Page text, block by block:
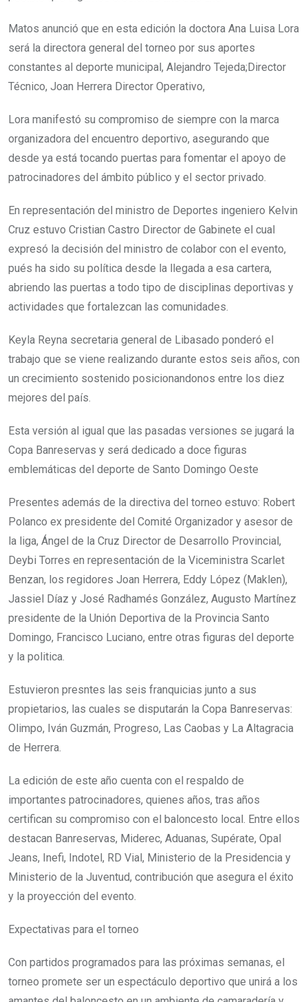
Matos anunció que en esta edición la doctora Ana Luisa Lora
será la directora general del torneo por sus aportes
constantes al deporte municipal, Alejandro Tejeda;Director
Técnico, Joan Herrera Director Operativo,
Lora manifestó su compromiso de siempre con la marca
organizadora del encuentro deportivo, asegurando que
desde ya está tocando puertas para fomentar el apoyo de
patrocinadores del ámbito público y el sector privado.
En representación del ministro de Deportes ingeniero Kelvin
Cruz estuvo Cristian Castro Director de Gabinete el cual
expresó la decisión del ministro de colabor con el evento,
pués ha sido su política desde la llegada a esa cartera,
abriendo las puertas a todo tipo de disciplinas deportivas y
actividades que fortalezcan las comunidades.
Keyla Reyna secretaria general de Libasado ponderó el
trabajo que se viene realizando durante estos seis años, con
un crecimiento sostenido posicionandonos entre los diez
mejores del país.
Esta versión al igual que las pasadas versiones se jugará la
Copa Banreservas y será dedicado a doce figuras
emblemáticas del deporte de Santo Domingo Oeste
Presentes además de la directiva del torneo estuvo: Robert
Polanco ex presidente del Comité Organizador y asesor de
la liga, Ángel de la Cruz Director de Desarrollo Provincial,
Deybi Torres en representación de la Viceministra Scarlet
Benzan, los regidores Joan Herrera, Eddy López (Maklen),
Jassiel Díaz y José Radhamés González, Augusto Martínez
presidente de la Unión Deportiva de la Provincia Santo
Domingo, Francisco Luciano, entre otras figuras del deporte
y la politica.
Estuvieron presntes las seis franquicias junto a sus
propietarios, las cuales se disputarán la Copa Banreservas:
Olimpo, Iván Guzmán, Progreso, Las Caobas y La Altagracia
de Herrera.
La edición de este año cuenta con el respaldo de
importantes patrocinadores, quienes años, tras años
certifican su compromiso con el baloncesto local. Entre ellos
destacan Banreservas, Miderec, Aduanas, Supérate, Opal
Jeans, Inefi, Indotel, RD Vial, Ministerio de la Presidencia y
Ministerio de la Juventud, contribución que asegura el éxito
y la proyección del evento.
Expectativas para el torneo
Con partidos programados para las próximas semanas, el
torneo promete ser un espectáculo deportivo que unirá a los